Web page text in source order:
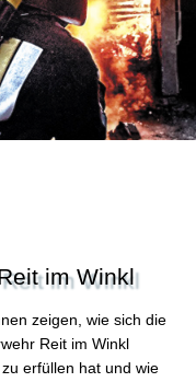
im Winkl
zeigen, wie sich die
Reit im Winkl
erfüllen hat und wie